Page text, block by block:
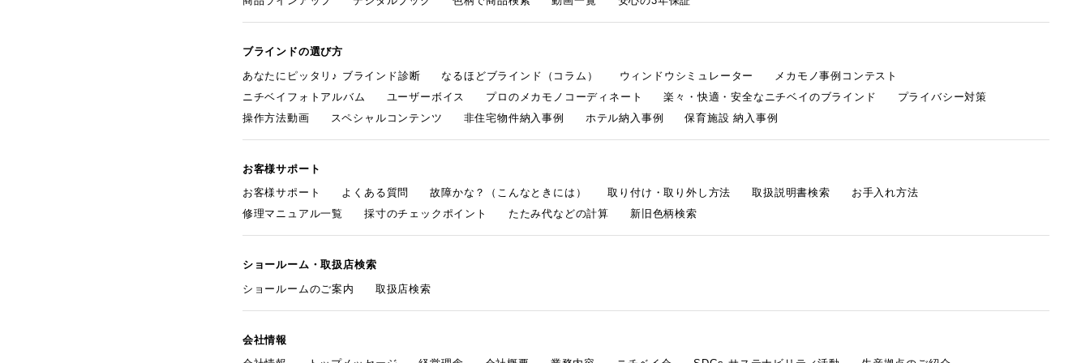
ブラインドの選び方
あなたにピッタリ♪ ブラインド診断
なるほどブラインド（コラム） ウィンドウシミュレーター
メカモノ事例コンテスト
ニチベイフォトアルバム
ユーザーボイス プロのメカモノコーディネート 楽々・快適・安全なニチベイのブラインド
プライバシー対策
操作方法動画
スペシャルコンテンツ 非住宅物件納入事例 ホテル納入事例 保育施設 納入事例
お客様サポート
お客様サポート
よくある質問 故障かな？（こんなときには） 取り付け・取り外し方法 取扱説明書検索
お手入れ方法
修理マニュアル一覧
採寸のチェックポイント たたみ代などの計算 新旧色柄検索
ショールーム・取扱店検索
ショールームのご案内
取扱店検索
会社情報